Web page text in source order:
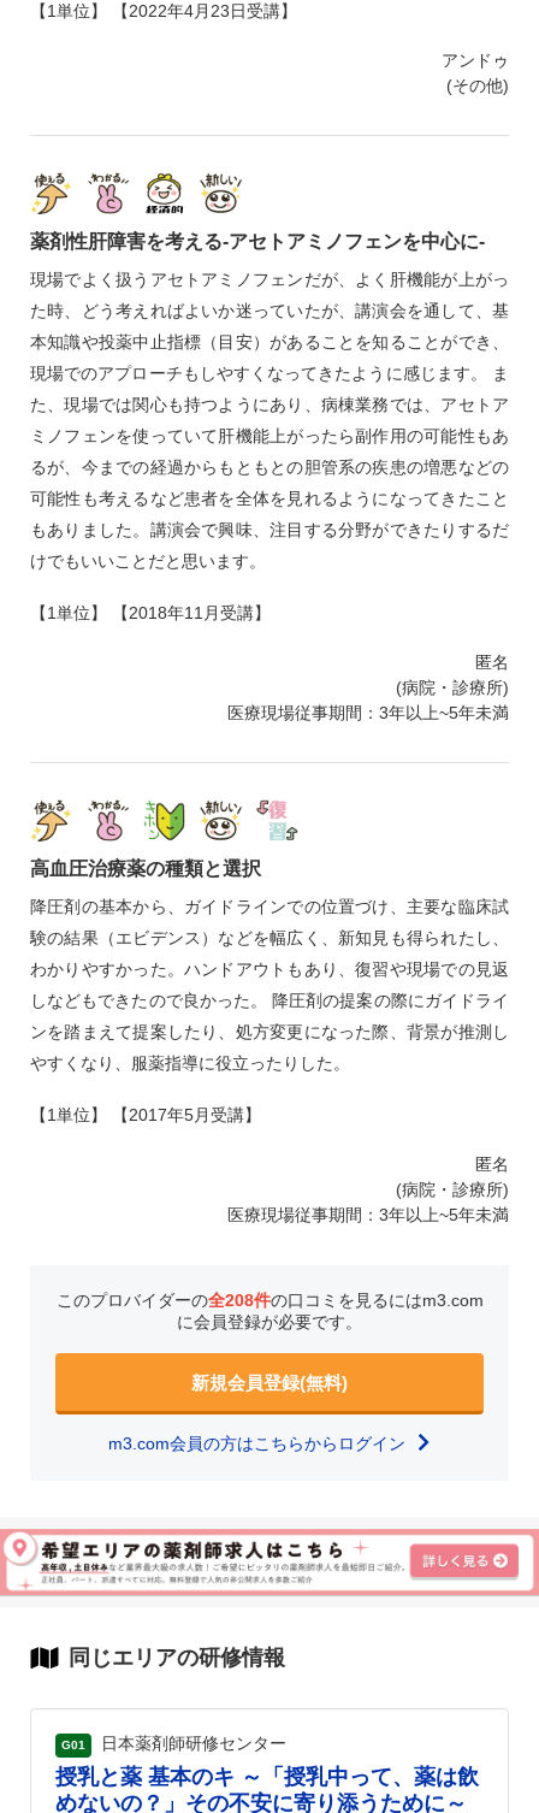
【1単位】 【2022年4月23日受講】
アンドゥ
(その他)
薬剤性肝障害を考える‐アセトアミノフェンを中心に‐
現場でよく扱うアセトアミノフェンだが、よく肝機能が上がっ
た時、どう考えればよいか迷っていたが、講演会を通して、基
本知識や投薬中止指標（目安）があることを知ることができ、
現場でのアプローチもしやすくなってきたように感じます。 ま
た、現場では関心も持つようにあり、病棟業務では、アセトア
ミノフェンを使っていて肝機能上がったら副作用の可能性もあ
るが、今までの経過からもともとの胆管系の疾患の増悪などの
可能性も考えるなど患者を全体を見れるようになってきたこと
もありました。講演会で興味、注目する分野ができたりするだ
けでもいいことだと思います。
【1単位】 【2018年11月受講】
匿名
(病院・診療所)
医療現場従事期間：3年以上~5年未満
高血圧治療薬の種類と選択
降圧剤の基本から、ガイドラインでの位置づけ、主要な臨床試
験の結果（エビデンス）などを幅広く、新知見も得られたし、
わかりやすかった。ハンドアウトもあり、復習や現場での見返
しなどもできたので良かった。 降圧剤の提案の際にガイドライ
ンを踏まえて提案したり、処方変更になった際、背景が推測し
やすくなり、服薬指導に役立ったりした。
【1単位】 【2017年5月受講】
匿名
(病院・診療所)
医療現場従事期間：3年以上~5年未満
このプロバイダーの全208件の口コミを見るにはm3.com
に会員登録が必要です。
新規会員登録(無料)
m3.com会員の方はこちらからログイン
同じエリアの研修情報
G01 日本薬剤師研修センター
授乳と薬 基本のキ ～「授乳中って、薬は飲
めないの？」その不安に寄り添うために～